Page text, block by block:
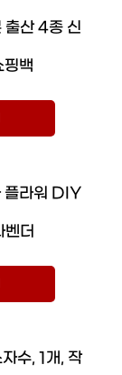
출산 4종 신
핑백
플라워 DIY
벤더
수, 1개, 작